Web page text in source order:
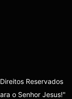
Reservados
o Senhor Jesus!"